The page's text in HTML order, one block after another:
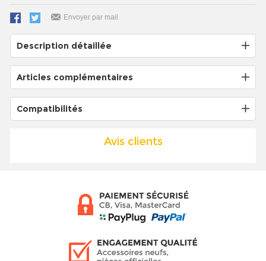
Envoyer par mail
Description détaillée
Articles complémentaires
Compatibilités
Avis clients